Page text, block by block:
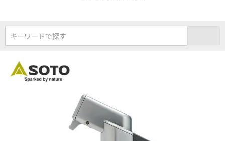
キーワードで探す